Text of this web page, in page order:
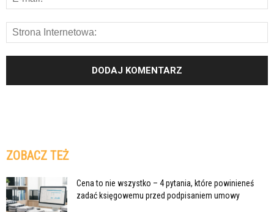
ZOBACZ TEŻ
Cena to nie wszystko – 4 pytania, które powinieneś
zadać księgowemu przed podpisaniem umowy